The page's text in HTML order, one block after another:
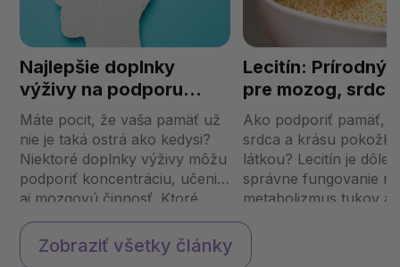
Najlepšie doplnky
výživy na podporu
pamäte
Máte pocit, že vaša pamäť už
nie je taká ostrá ako kedysi?
Niektoré doplnky výživy môžu
podporiť koncentráciu, učenie
aj mozgovú činnosť. Ktoré
látky skutočne pomáhajú
zlepšiť kognitívne funkcie a
udržať myseľ sviežu? Prečo je
Lecitín: Prírodný
pre mozog, srdce
krásnu pokožku
Ako podporiť pamäť,
srdca a krásu
látkou? Lecitín je
správne fungovanie
metabolizmus tukov a
svojej strave dostatok? Čo
lecitín? Lecitín je látka
Zobraziť všetky články